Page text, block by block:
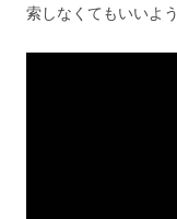
索しなくてもいいよ